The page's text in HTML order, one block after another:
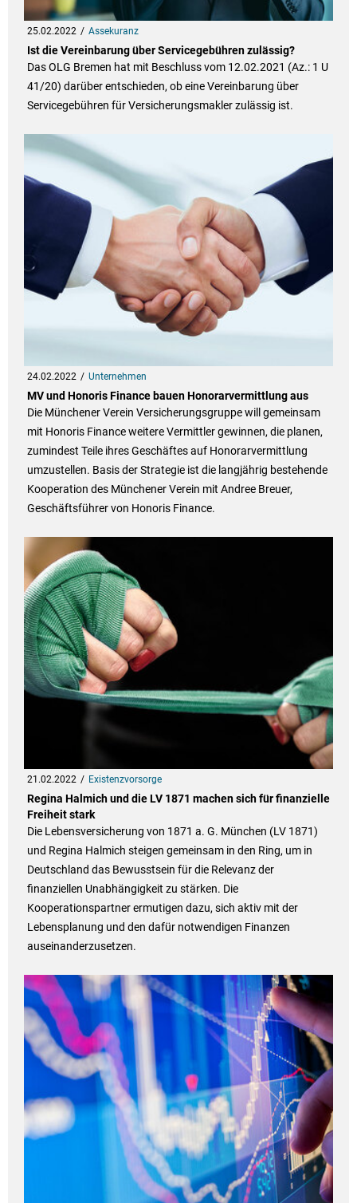
25.02.2022 Assekuranz
Ist die Vereinbarung über Servicegebühren zulässig?
Das OLG Bremen hat mit Beschluss vom 12.02.2021 (Az.: 1 U
41/20) darüber entschieden, ob eine Vereinbarung über
Servicegebühren für Versicherungsmakler zulässig ist.
24.02.2022 Unternehmen
MV und Honoris Finance bauen Honorarvermittlung aus
Die Münchener Verein Versicherungsgruppe will gemeinsam
mit Honoris Finance weitere Vermittler gewinnen, die planen,
zumindest Teile ihres Geschäftes auf Honorarvermittlung
umzustellen. Basis der Strategie ist die langjährig bestehende
Kooperation des Münchener Verein mit Andree Breuer,
Geschäftsführer von Honoris Finance.
21.02.2022 Existenzvorsorge
Regina Halmich und die LV 1871 machen sich für finanzielle
Freiheit stark
Die Lebensversicherung von 1871 a. G. München (LV 1871)
und Regina Halmich steigen gemeinsam in den Ring, um in
Deutschland das Bewusstsein für die Relevanz der
finanziellen Unabhängigkeit zu stärken. Die
Kooperationspartner ermutigen dazu, sich aktiv mit der
Lebensplanung und den dafür notwendigen Finanzen
auseinanderzusetzen.